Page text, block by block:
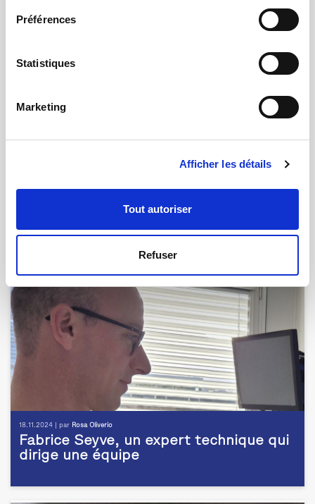
Préférences
Statistiques
Marketing
Afficher les détails
Tout autoriser
Refuser
18.11.2024 | par Rosa Oliverio
Fabrice Seyve, un expert technique qui
dirige une équipe